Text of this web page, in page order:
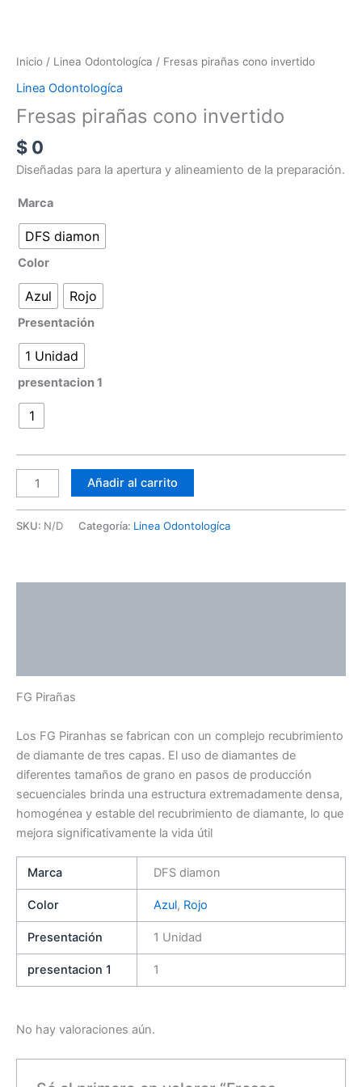
Inicio / Linea Odontologíca / Fresas pirañas cono invertido
Linea Odontologíca
Fresas pirañas cono invertido
$ 0
Diseñadas para la apertura y alineamiento de la preparación.
Marca
DFS diamon
Color
Azul Rojo
Presentación
1 Unidad
presentacion 1
1
Añadir al carrito
SKU: N/D Categoría: Linea Odontologíca
FG Pirañas
Los FG Piranhas se fabrican con un complejo recubrimiento
de diamante de tres capas. El uso de diamantes de
diferentes tamaños de grano en pasos de producción
secuenciales brinda una estructura extremadamente densa,
homogénea y estable del recubrimiento de diamante, lo que
mejora significativamente la vida útil
Marca DFS diamon
Color Azul, Rojo
Presentación 1 Unidad
presentacion 1 1
No hay valoraciones aún.